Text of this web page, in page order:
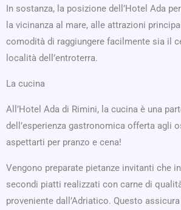
In sostanza, la posizione dell’Hotel Ada
la vicinanza al mare, alle attrazioni
comodità di raggiungere facilmente sia il
località dell’entroterra.
La cucina
All’Hotel Ada di Rimini, la cucina è una
dell’esperienza gastronomica offerta agli
aspettarti per pranzo e cena!
Vengono preparate pietanze invitanti che
secondi piatti realizzati con carne di
proveniente dall’Adriatico. Questo